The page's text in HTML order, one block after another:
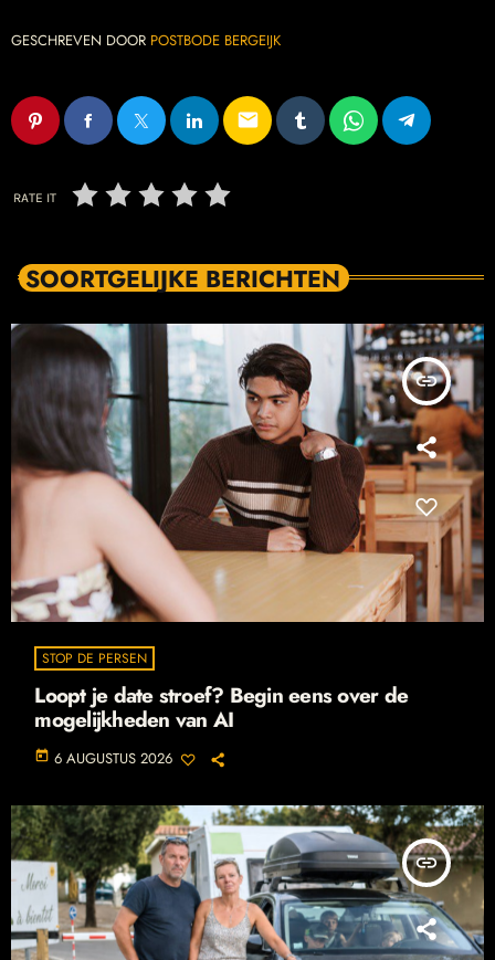
GESCHREVEN DOOR POSTBODE BERGEIJK
email
RATE IT
SOORTGELIJKE BERICHTEN
insert_link
STOP DE PERSEN
Loopt je date stroef? Begin eens over de
mogelijkheden van AI
today 6 AUGUSTUS 2026
insert_link